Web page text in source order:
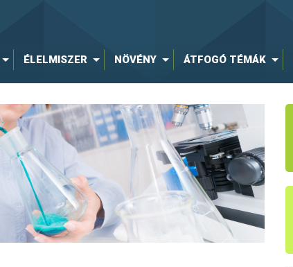
ÉLELMISZER NÖVÉNY ÁTFOGÓ TÉMÁK